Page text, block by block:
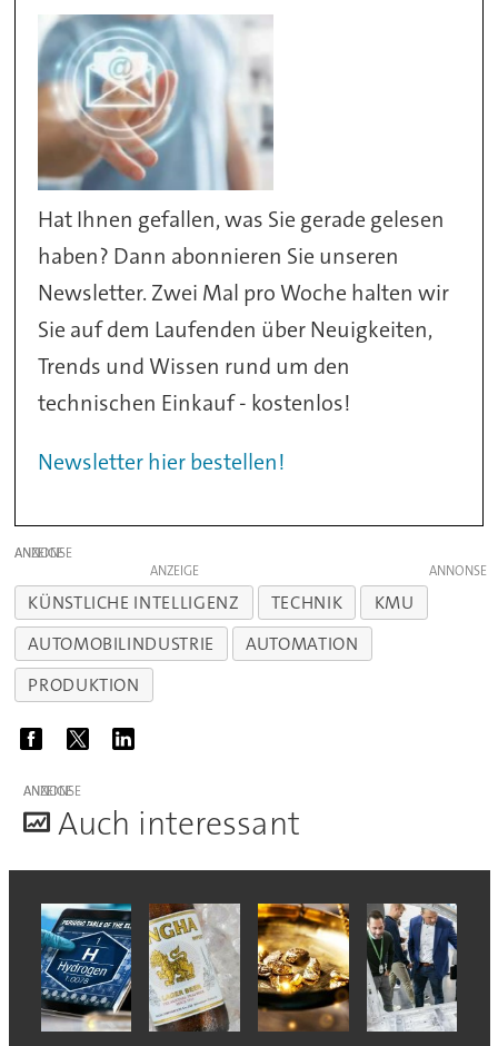
Hat Ihnen gefallen, was Sie gerade gelesen
haben? Dann abonnieren Sie unseren
Newsletter. Zwei Mal pro Woche halten wir
Sie auf dem Laufenden über Neuigkeiten,
Trends und Wissen rund um den
technischen Einkauf - kostenlos!
Newsletter hier bestellen!
ANZEIGE
ANZEIGE
KÜNSTLICHE INTELLIGENZ TECHNIK
KMU
AUTOMOBILINDUSTRIE
AUTOMATION
PRODUKTION
ANZEIGE
Auch interessant